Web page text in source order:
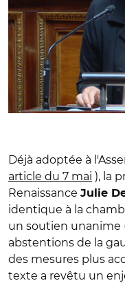
Déjà adoptée à
article du 7 mai ), la
Renaissance Julie
identique à la
un soutien unanime
abstentions de la
des mesures plus
texte a revêtu un